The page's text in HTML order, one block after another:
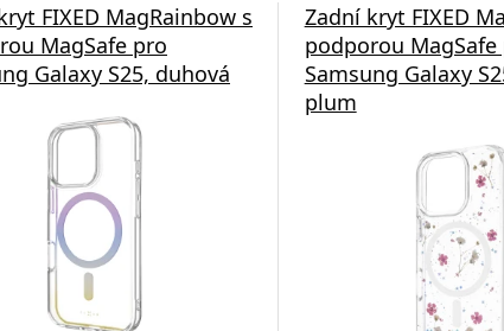
FIXED MagRainbow s
MagSafe pro
Galaxy S25, duhová
Zadní kryt FIXED
podporou MagSafe
Samsung Galaxy
plum